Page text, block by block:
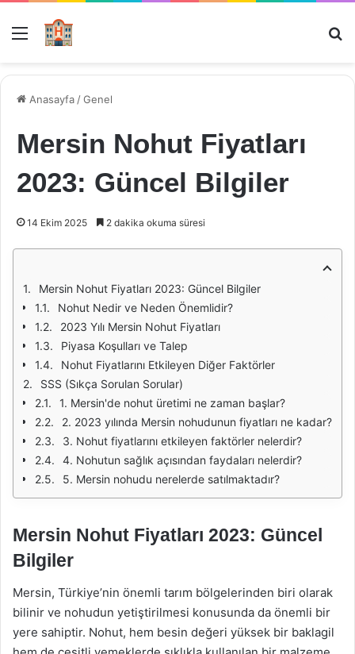
Menü
Anasayfa /Genel
Mersin Nohut Fiyatları
2023: Güncel Bilgiler
14 Ekim 2025 2 dakika okuma süresi
Mersin Nohut Fiyatları 2023: Güncel Bilgiler
Nohut Nedir ve Neden Önemlidir?
2023 Yılı Mersin Nohut Fiyatları
Piyasa Koşulları ve Talep
Nohut Fiyatlarını Etkileyen Diğer Faktörler
SSS (Sıkça Sorulan Sorular)
1. Mersin'de nohut üretimi ne zaman başlar?
2. 2023 yılında Mersin nohudunun fiyatları ne kadar?
3. Nohut fiyatlarını etkileyen faktörler nelerdir?
4. Nohutun sağlık açısından faydaları nelerdir?
5. Mersin nohudu nerelerde satılmaktadır?
Mersin Nohut Fiyatları 2023: Güncel
Bilgiler
Mersin, Türkiye’nin önemli tarım bölgelerinden biri olarak
bilinir ve nohudun yetiştirilmesi konusunda da önemli bir
yere sahiptir. Nohut, hem besin değeri yüksek bir baklagil